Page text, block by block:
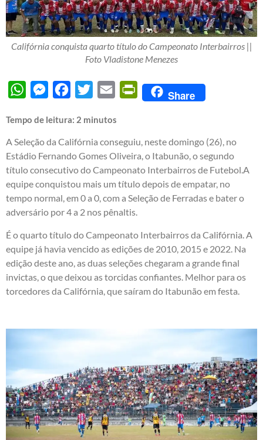
Califórnia conquista quarto título do Campeonato Interbairros ||
Foto Vladistone Menezes
WhatsAppMessengerFacebook
Twitter Email PrintFriendly
Share
Tempo de leitura: 2 minutos
A Seleção da Califórnia conseguiu, neste domingo (26), no
Estádio Fernando Gomes Oliveira, o Itabunão, o segundo
título consecutivo do Campeonato Interbairros de Futebol.A
equipe conquistou mais um título depois de empatar, no
tempo normal, em 0 a 0, com a Seleção de Ferradas e bater o
adversário por 4 a 2 nos pênaltis.
É o quarto título do Campeonato Interbairros da Califórnia. A
equipe já havia vencido as edições de 2010, 2015 e 2022. Na
edição deste ano, as duas seleções chegaram a grande final
invictas, o que deixou as torcidas confiantes. Melhor para os
torcedores da Califórnia, que saíram do Itabunão em festa.